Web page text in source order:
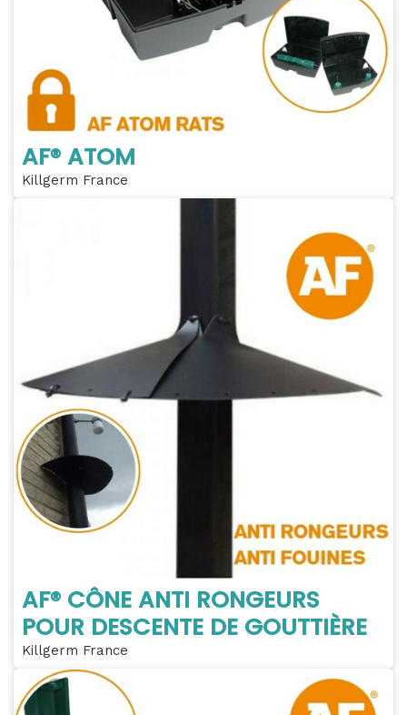
AF® ATOM
Killgerm France
AF® CÔNE ANTI RONGEURS
POUR DESCENTE DE GOUTTIÈRE
Killgerm France